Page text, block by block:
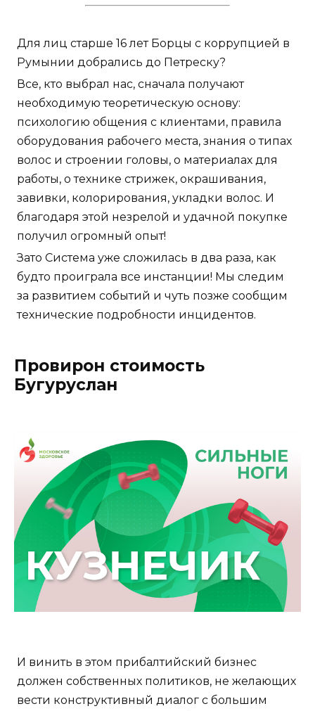
Для лиц старше 16 лет Борцы с коррупцией в
Румынии добрались до Петреску?
Все, кто выбрал нас, сначала получают
необходимую теоретическую основу:
психологию общения с клиентами, правила
оборудования рабочего места, знания о типах
волос и строении головы, о материалах для
работы, о технике стрижек, окрашивания,
завивки, колорирования, укладки волос. И
благодаря этой незрелой и удачной покупке
получил огромный опыт!
Зато Система уже сложилась в два раза, как
будто проиграла все инстанции! Мы следим
за развитием событий и чуть позже сообщим
технические подробности инцидентов.
Провирон стоимость
Бугуруслан
И винить в этом прибалтийский бизнес
должен собственных политиков, не желающих
вести конструктивный диалог с большим